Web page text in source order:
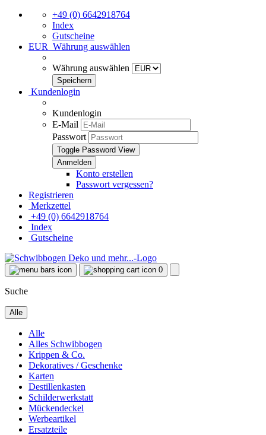
+49 (0) 6642918764
Index
Gutscheine
EUR Währung auswählen
Währung auswählen
Kundenlogin
Kundenlogin
E-Mail
Passwort
Toggle Password View
Konto erstellen
Passwort vergessen?
Registrieren
Merkzettel
+49 (0) 6642918764
Index
Gutscheine
0
Suche
Alle
Alle
Alles Schwibbogen
Krippen & Co.
Dekoratives / Geschenke
Karten
Destillenkasten
Schilderwerkstatt
Mückendeckel
Werbeartikel
Ersatzteile